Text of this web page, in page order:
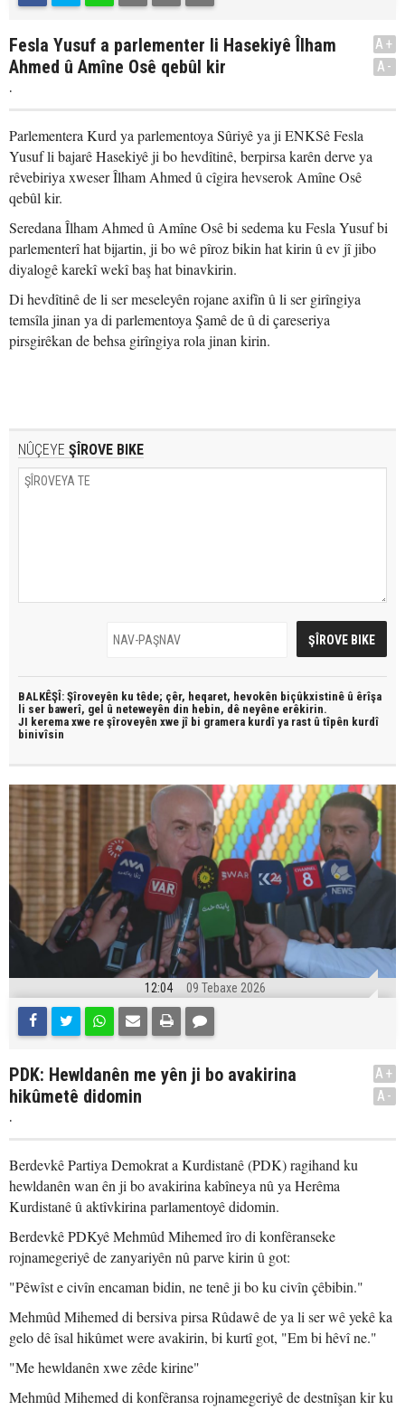
Fesla Yusuf a parlementer li Hasekiyê Îlham
Ahmed û Amîne Osê qebûl kir
.
A+
A-
Parlementera Kurd ya parlementoya Sûriyê ya ji ENKSê Fesla
Yusuf li bajarê Hasekiyê ji bo hevdîtinê, berpirsa karên derve ya
rêvebiriya xweser Îlham Ahmed û cîgira hevserok Amîne Osê
qebûl kir.
Seredana Îlham Ahmed û Amîne Osê bi sedema ku Fesla Yusuf bi
parlementerî hat bijartin, ji bo wê pîroz bikin hat kirin û ev jî jibo
diyalogê karekî wekî baş hat binavkirin.
Di hevdîtinê de li ser meseleyên rojane axifîn û li ser girîngiya
temsîla jinan ya di parlementoya Şamê de û di çareseriya
pirsgirêkan de behsa girîngiya rola jinan kirin.
NÛÇEYE ŞÎROVE BIKE
BALKÊŞÎ: Şîroveyên ku têde; çêr, heqaret, hevokên biçûkxistinê û êrîşa
li ser bawerî, gel û neteweyên din hebin, dê neyêne erêkirin.
JI kerema xwe re şîroveyên xwe jî bi gramera kurdî ya rast û tîpên kurdî
binivîsin
12:04 09 Tebaxe 2026
PDK: Hewldanên me yên ji bo avakirina
hikûmetê didomin
.
A+
A-
Berdevkê Partiya Demokrat a Kurdistanê (PDK) ragihand ku
hewldanên wan ên ji bo avakirina kabîneya nû ya Herêma
Kurdistanê û aktîvkirina parlamentoyê didomin.
Berdevkê PDKyê Mehmûd Mihemed îro di konfêranseke
rojnamegeriyê de zanyariyên nû parve kirin û got:
"Pêwîst e civîn encaman bidin, ne tenê ji bo ku civîn çêbibin."
Mehmûd Mihemed di bersiva pirsa Rûdawê de ya li ser wê yekê ka
gelo dê îsal hikûmet were avakirin, bi kurtî got, "Em bi hêvî ne."
"Me hewldanên xwe zêde kirine"
Mehmûd Mihemed di konfêransa rojnamegeriyê de destnîşan kir ku